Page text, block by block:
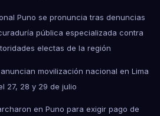
Puno se pronuncia tras denuncias
pública especializada contra
electas de la región
movilización nacional en Lima
27, 28 y 29 de julio
en Puno para exigir pago de